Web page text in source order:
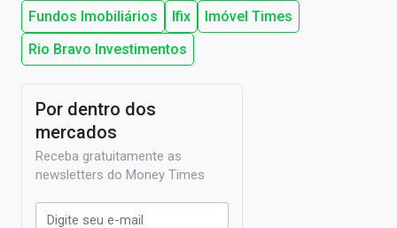
Fundos Imobiliários
Ifix
Imóvel Times
Rio Bravo Investimentos
Por dentro dos
mercados
Receba gratuitamente as
newsletters do Money Times